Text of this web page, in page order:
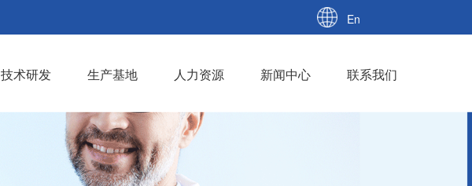
En
技术研发 生产基地 人力资源 新闻中心 联系我们